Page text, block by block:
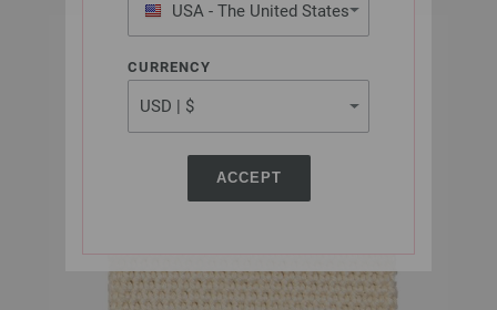
USA - The United States
of America
CURRENCY
ACCEPT